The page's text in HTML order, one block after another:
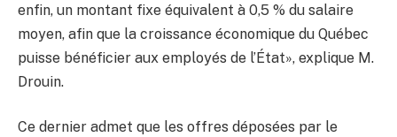
enfin, un montant fixe équivalent à 0,5 % du salaire
moyen, afin que la croissance économique du Québec
puisse bénéficier aux employés de l’État», explique M.
Drouin.
Ce dernier admet que les offres déposées par le